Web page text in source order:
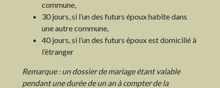
commune,
30 jours, si l’un des futurs époux habite dans
une autre commune,
40 jours, si l’un des futurs époux est domicilié à
l’étranger
Remarque : un dossier de mariage étant valable
pendant une durée de un an à compter de la